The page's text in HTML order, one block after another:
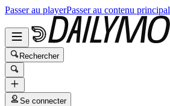
Passer au playerPasser au contenu principal
Rechercher
Se connecter